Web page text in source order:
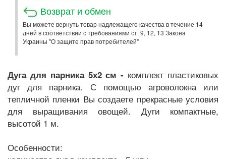
Возврат и обмен
Вы можете вернуть товар надлежащего качества в течение 14
дней в соответствии с требованиями ст. 9, 12, 13 Закона
Украины "О защите прав потребителей"
Дуга для парника 5х2 см - комплект пластиковых
дуг для парника. С помощью агроволокна или
тепличной пленки Вы создаете прекрасные условия
для выращивания овощей. Дуги компактные,
высотой 1 м.
Особенности: